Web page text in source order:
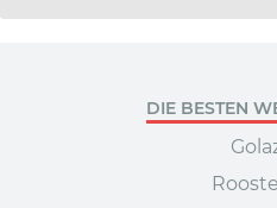
DIE BESTEN